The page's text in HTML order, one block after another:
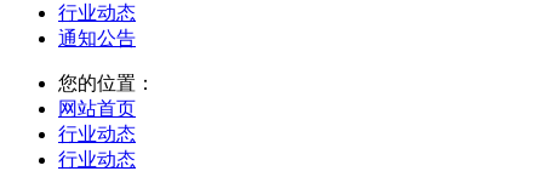
行业动态
通知公告
您的位置：
网站首页
行业动态
行业动态